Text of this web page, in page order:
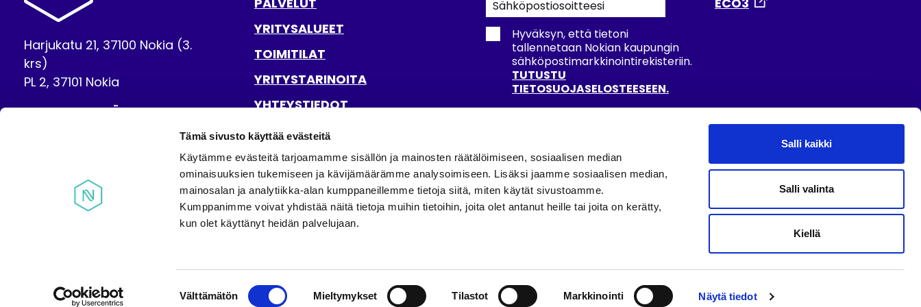
Tämä sivusto käyttää evästeitä
Käytämme evästeitä tarjoamamme sisällön ja mainosten räätälöimiseen, sosiaalisen median
ominaisuuksien tukemiseen ja kävijämäärämme analysoimiseen. Lisäksi jaamme sosiaalisen median,
mainosalan ja analytiikka-alan kumppaneillemme tietoja siitä, miten käytät sivustoamme.
Kumppanimme voivat yhdistää näitä tietoja muihin tietoihin, joita olet antanut heille tai joita on kerätty,
kun olet käyttänyt heidän palvelujaan.
Välttämätön Mieltymykset Tilastot Markkinointi Näytä tiedot
Salli kaikki
Salli valinta
Kiellä
Harjukatu 21, 37100 Nokia (3.
krs)
PL 2, 37101 Nokia
OTA YHTEYTTÄ
BUSINESS NOKIA FACEBOOKISSA
NOKIAN KAUPUNKI INSTAGRAMISSA
NOKIAN KAUPUNKI YOUTUBESSA
YRITYSALUEET
TOIMITILAT
YRITYSTARINOITA
YHTEYSTIEDOT
SAAVUTETTAVUUSSELOSTE
Hyväksyn, että tietoni
tallennetaan Nokian kaupungin
sähköpostimarkkinointirekisteriin.
TUTUSTU
TIETOSUOJASELOSTEESEEN.
TILAA UUTISKIRJE
© 2020 NOKIAN KAUPUNKI